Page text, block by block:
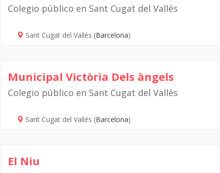
Colegio público en Sant Cugat del Vallés
Sant Cugat del Vallés (Barcelona)
Municipal Victòria Dels àngels
Colegio público en Sant Cugat del Vallés
Sant Cugat del Vallés (Barcelona)
El Niu